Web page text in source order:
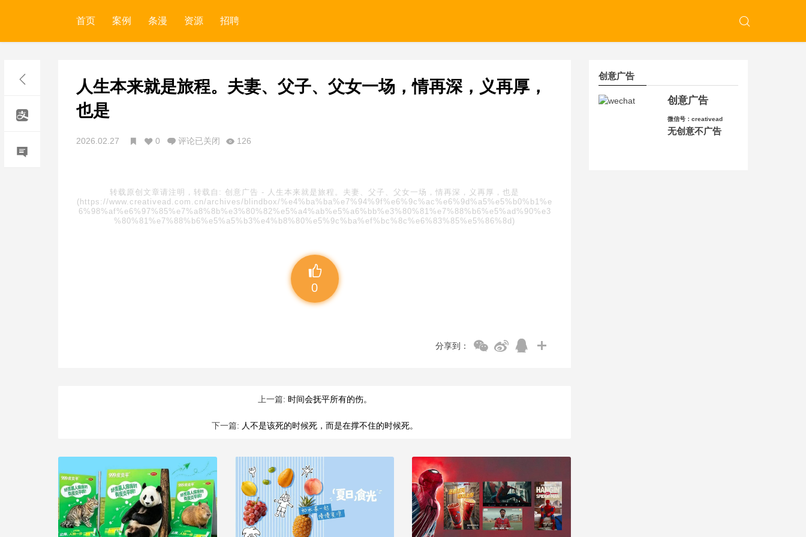
首页 案例 条漫 资源 招聘
人生本来就是旅程。夫妻、父子、父女一场，情再深，义再厚，
也是
2026.02.27 0 评论已关闭 126
转载原创文章请注明，转载自: 创意广告 - 人生本来就是旅程。夫妻、父子、父女一场，情再深，义再厚，也是
(https://www.creativead.com.cn/archives/blindbox/%e4%ba%ba%e7%94%9f%e6%9c%ac%e6%9d%a5%e5%b0%b1%e
6%98%af%e6%97%85%e7%a8%8b%e3%80%82%e5%a4%ab%e5%a6%bb%e3%80%81%e7%88%b6%e5%ad%90%e3
%80%81%e7%88%b6%e5%a5%b3%e4%b8%80%e5%9c%ba%ef%bc%8c%e6%83%85%e5%86%8d)
0
分享到：
上一篇: 时间会抚平所有的伤。
下一篇: 人不是该死的时候死，而是在撑不住的时候死。
创意广告
创意广告
微信号：creativead
无创意不广告